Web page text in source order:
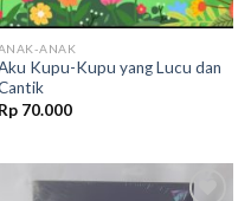
ANAK
Kupu-Kupu yang Lucu dan
Rp70.000